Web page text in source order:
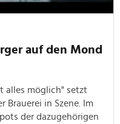
auf den Mond
alles möglich" setzt
Brauerei in Szene. Im
der dazugehörigen